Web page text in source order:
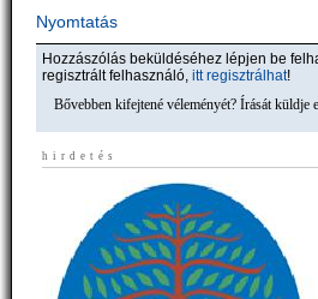
Nyomtatás
Hozzászólás beküldéséhez lépjen be
regisztrált felhasználó, itt regisztrálhat!
Bővebben kifejtené véleményét? Írását küldje
hirdetés